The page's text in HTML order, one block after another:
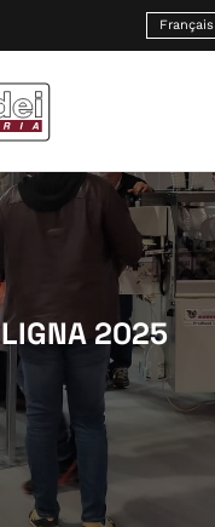
Français
LIGNA 2025